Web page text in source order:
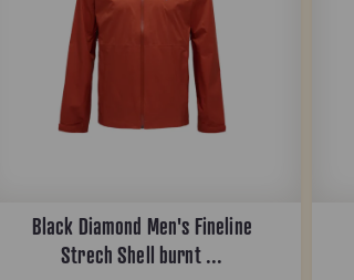
Black Diamond Men's Fineline
Strech Shell burnt ...